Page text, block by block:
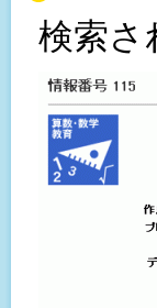
検索さ